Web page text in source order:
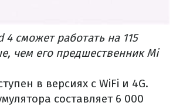
4 сможет работать на 115
чем его предшественник Mi
в версиях с WiFi и 4G.
составляет 6 000